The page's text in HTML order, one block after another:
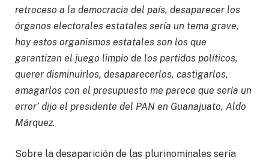
retroceso a la democracia del país, desaparecer los
órganos electorales estatales sería un tema grave,
hoy estos organismos estatales son los que
garantizan el juego limpio de los partidos políticos,
querer disminuirlos, desaparecerlos, castigarlos,
amagarlos con el presupuesto me parece que sería un
error’ dijo el presidente del PAN en Guanajuato, Aldo
Márquez.
Sobre la desaparición de las plurinominales sería